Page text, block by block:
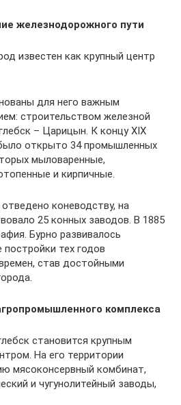
железнодорожного пути
известен как крупный центр
для него важным
строительством железной
– Царицын. К концу XIX
открыто 34 промышленных
мыловаренные,
и кирпичные.
коневодству, на
25 конных заводов. В 1885
Бурно развивалось
тех годов
став достойными
комплекса
становится крупным
На его территории
мясоконсервный комбинат,
и чугунолитейный заводы,